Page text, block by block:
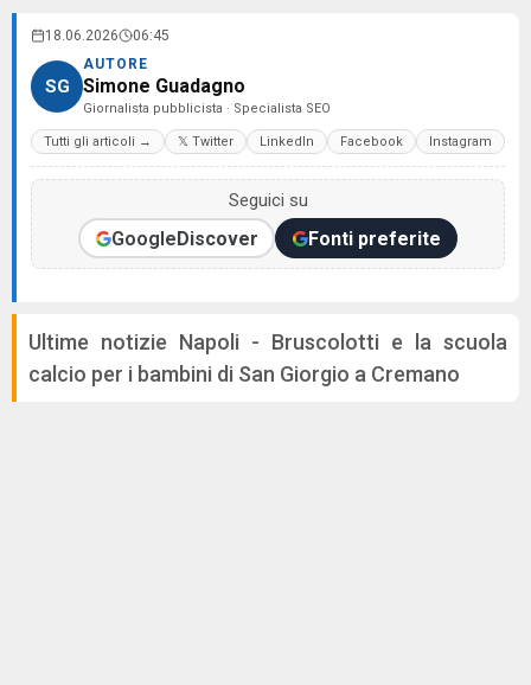
18.06.2026 06:45
SG
AUTORE
Simone Guadagno
Giornalista pubblicista · Specialista SEO
Tutti gli articoli → 𝕏 Twitter LinkedIn Facebook Instagram
Seguici su
GoogleDiscover Fonti preferite
Ultime notizie Napoli - Bruscolotti e la scuola
calcio per i bambini di San Giorgio a Cremano